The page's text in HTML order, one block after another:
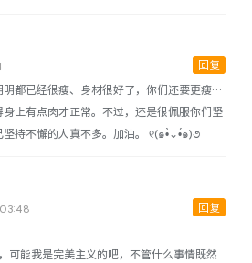
回复
都已经很瘦、身材很好了，你们还要更瘦…
上有点肉才正常。不过，还是很佩服你们坚
持不懈的人真不多。加油。 ୧(๑•̀⌄•́๑)૭
回复
可能我是完美主义的吧，不管什么事情既然